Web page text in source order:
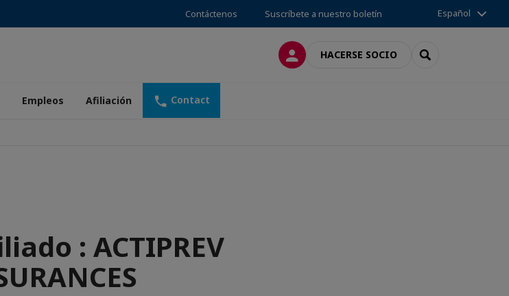
Contáctenos Suscríbete a nuestro boletín Español
CONECTARSE
HACERSE SOCIO SEARCH
Empleos Afiliación Contact
: ACTIPREV